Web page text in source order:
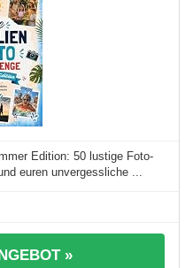
Edition: 50 lustige Foto-
euren unvergessliche ...
»